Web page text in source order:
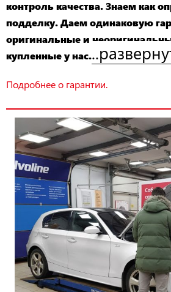
контроль качества. Знаем как
подделку. Даем одинаковую
оригинальные и
купленные у нас.
Подробнее о гарантии.